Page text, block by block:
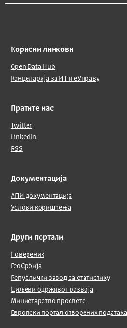
Корисни линкови
Open Data Hub
Канцеларија за ИТ и еУправу
Пратите нас
Twitter
LinkedIn
RSS
Документација
АПИ документација
Услови коришћења
Други портали
Повереник
ГеоСрбија
Републички завод за статистику
Циљеви одрживог развоја
Министарство просвете
Европски портал отворених података